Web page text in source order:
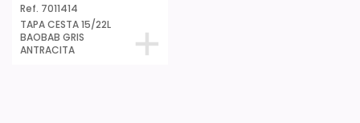
Ref. 7011414
TAPA CESTA 15/22L
BAOBAB GRIS
ANTRACITA